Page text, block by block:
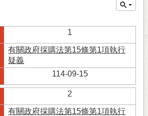
1
有關政府採購法第15條第1項執行
疑義
114-09-15
2
有關政府採購法第15條第1項執行